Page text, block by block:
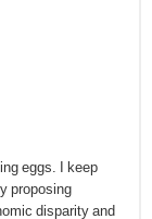
eggs. I keep
proposing
disparity and